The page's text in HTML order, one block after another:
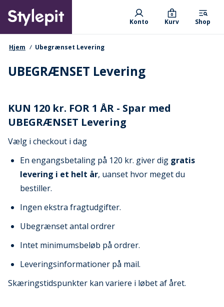
main
content
Primary departments
Konto Kurv
0
Shop
navigationssti
Hjem Ubegrænset Levering
UBEGRÆNSET Levering
KUN 120 kr. FOR 1 ÅR - Spar med
UBEGRÆNSET Levering
Vælg i checkout i dag
En engangsbetaling på 120 kr. giver dig gratis
levering i et helt år, uanset hvor meget du
bestiller.
Ingen ekstra fragtudgifter.
Ubegrænset antal ordrer
Intet minimumsbeløb på ordrer.
Leveringsinformationer på mail.
Skæringstidspunkter kan variere i løbet af året.